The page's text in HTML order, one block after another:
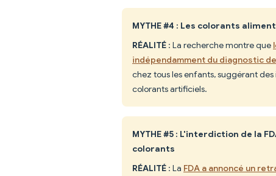
MYTHE #4 : Les colorants
RÉALITÉ : La recherche montre que
indépendamment du diagnostic de
chez tous les enfants, suggérant
colorants artificiels.
MYTHE #5 : L'interdiction de la
colorants
RÉALITÉ : La FDA a annoncé un